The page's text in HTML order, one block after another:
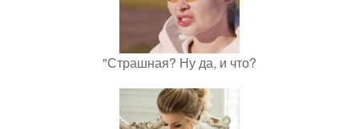
"Страшная? Ну да, и что?